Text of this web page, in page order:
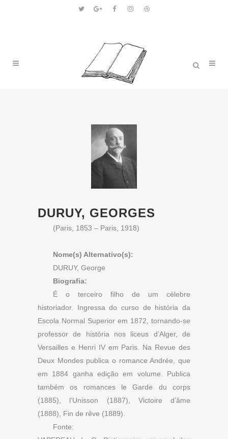
DURUY, GEORGES
(Paris, 1853 – Paris, 1918)
Nome(s) Alternativo(s):
DURUY, George
Biografia:
É o terceiro filho de um célebre
historiador. Ingressa do curso de história da
Escola Normal Superior em 1872, tornando-se
professor de história nos liceus d’Alger, de
Versailles e Henri IV em Paris. Na Revue des
Deux Mondes publica o romance Andrée, que
em 1884 ganha edição em volume. Publica
também os romances le Garde du corps
(1885), l’Unisson (1887), Victoire d’âme
(1888), Fin de rêve (1889).
Fonte: